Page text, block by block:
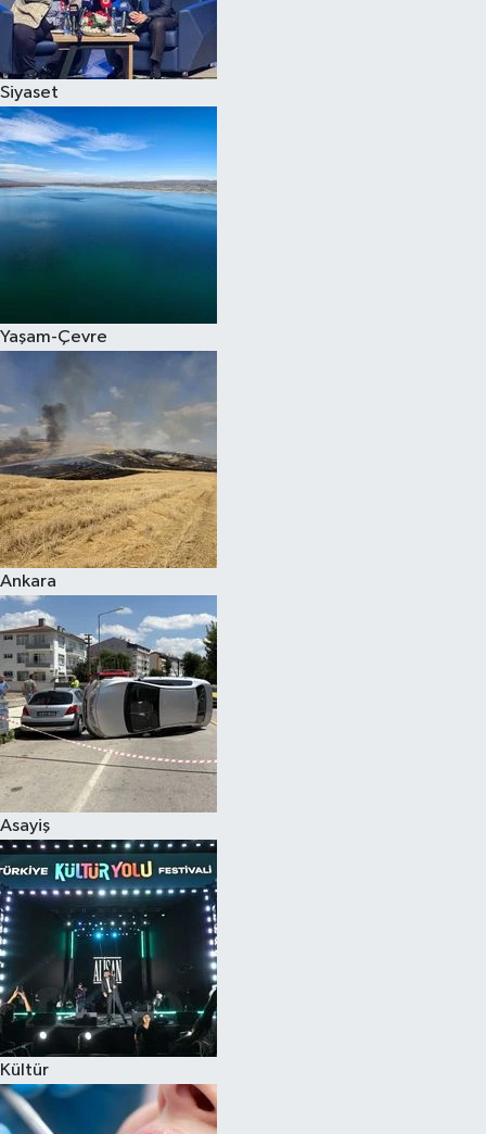
Siyaset
Yaşam-Çevre
Ankara
Asayiş
Kültür
Spor
Çocuk
Eğitim
Kim kimdir?
Kültür Sanat
Sağlık
Siyaset
Teknoloji
Televizyon
Yaşam-Çevre